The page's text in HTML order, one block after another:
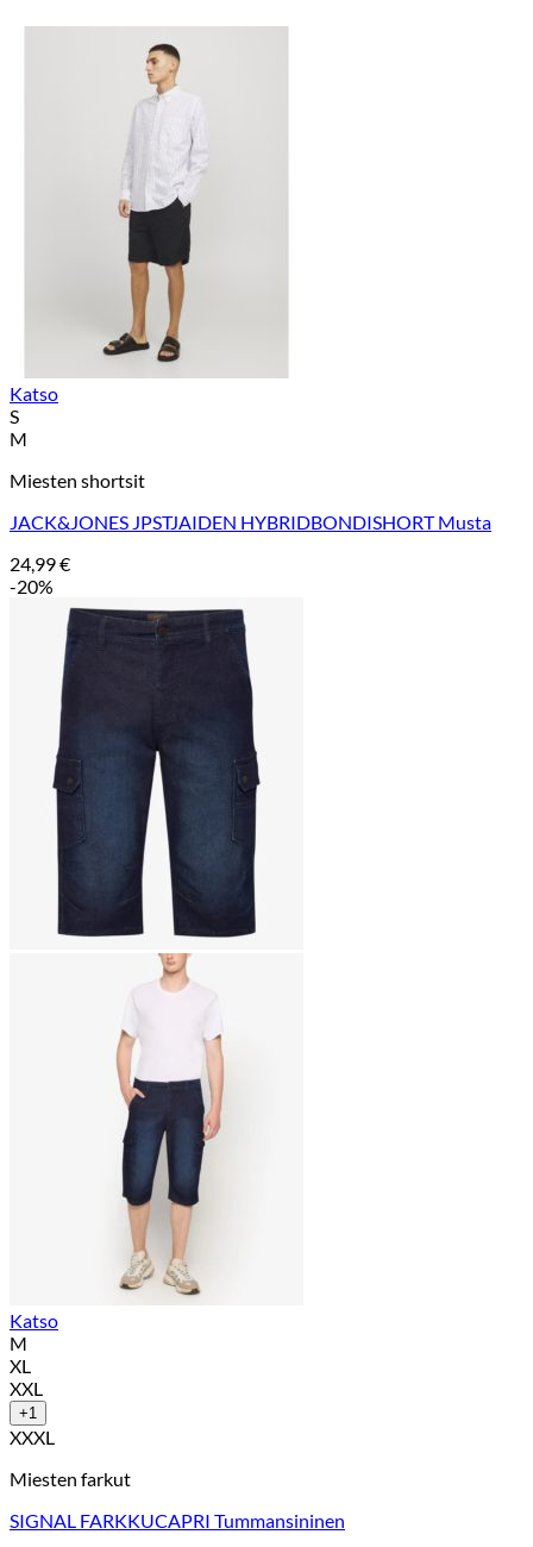
Katso
S
M
Miesten shortsit
JACK&JONES JPSTJAIDEN HYBRIDBONDISHORT Musta
24,99€
-20%
Katso
M
XL
XXL
+1
XXXL
Miesten farkut
SIGNAL FARKKUCAPRI Tummansininen